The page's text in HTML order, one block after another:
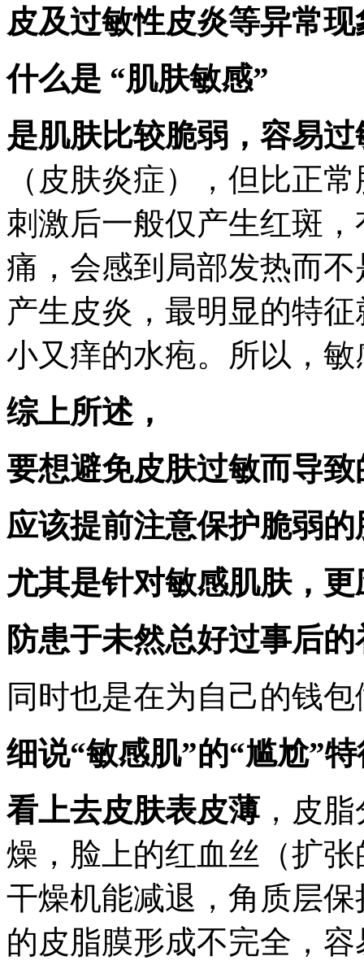
皮及过敏性皮炎等异常现
什么是 “肌肤敏感”
是肌肤比较脆弱，容易过
（皮肤炎症），但比正
刺激后一般仅产生红斑
痛，会感到局部发热而
产生皮炎，最明显的特
小又痒的水疱。所以，
综上所述，
要想避免皮肤过敏而导
应该提前注意保护脆弱的
尤其是针对敏感肌肤，
防患于未然总好过事后的
同时也是在为自己的钱
细说“敏感肌”的“尴尬”
看上去皮肤表皮薄 ，皮
燥，脸上的红血丝（扩
干燥机能减退，角质层
的皮脂膜形成不完全，